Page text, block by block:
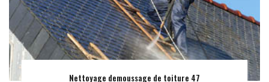
Nettoyage demoussage de toiture 47